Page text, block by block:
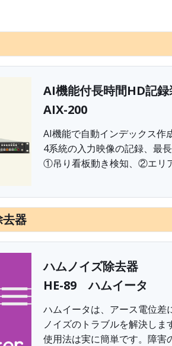
AI機能付長時間HD記録
AIX-200
AI機能で自動インデックス作
4系統の入力映像の記録、最
①吊り看板動き検知、②エリ
器
ハムノイズ除去器
HE-89 ハムイータ
ハムイータは、アース電位差
ノイズのトラブルを解決しま
使用法は実に簡単です。障害